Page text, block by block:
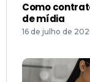
Como
de mídia
16 de julho de